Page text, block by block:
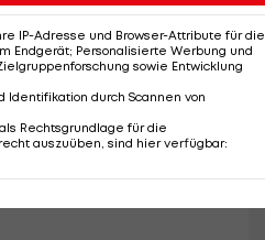
es geschafft,
guter Schuss, das
IP-Adresse und Browser-Attribute für die
Endgerät; Personalisierte Werbung und
sowie Entwicklung
Identifikation durch Scannen von
Rechtsgrundlage für die
auszuüben, sind hier verfügbar: